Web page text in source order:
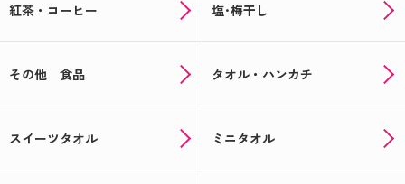
紅茶・コーヒー 塩･梅干し
その他 食品 タオル・ハンカチ
スイーツタオル ミニタオル